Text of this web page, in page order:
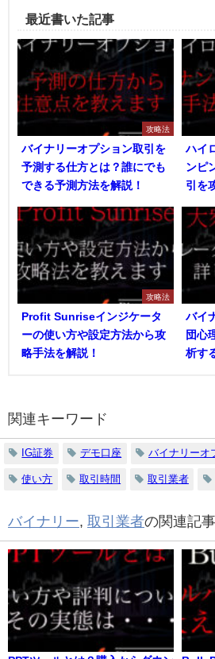
最近書いた記事
攻略法
バイナリーオプション取引を
予測する仕方とは？誰にでも
できる予測方法を解説！
ハイ
ンピ
引を
攻略法
Profit Sunriseインジケータ
ーの使い方や設定方法から攻
略手法を解説！
バイ
団心
析す
関連キーワード
IG証券 デモ口座 バイナリーオ
使い方 取引時間 取引業者
バイナリー, 取引業者の関連記事